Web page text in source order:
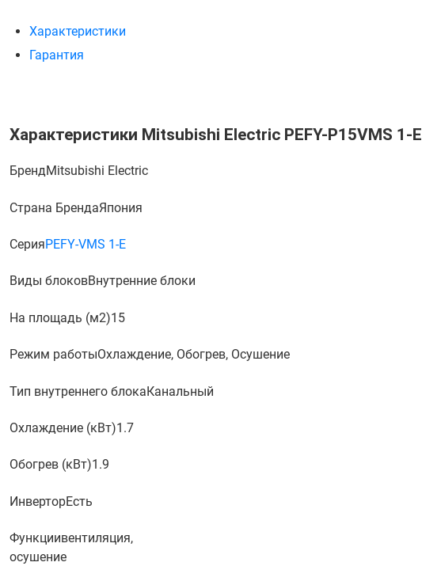
Характеристики
Гарантия
Характеристики Mitsubishi Electric PEFY-P15VMS 1-E
БрендMitsubishi Electric
Страна БрендаЯпония
СерияPEFY-VMS 1-E
Виды блоковВнутренние блоки
На площадь (м2)15
Режим работыОхлаждение, Обогрев, Осушение
Тип внутреннего блокаКанальный
Охлаждение (кВт)1.7
Обогрев (кВт)1.9
ИнверторЕсть
Функциивентиляция,
осушение